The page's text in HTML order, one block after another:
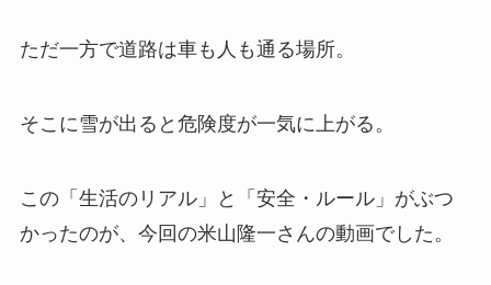
ただ一方で道路は車も人も通る場所。
そこに雪が出ると危険度が一気に上がる。
この「生活のリアル」と「安全・ルール」がぶつ
かったのが、今回の米山隆一さんの動画でした。